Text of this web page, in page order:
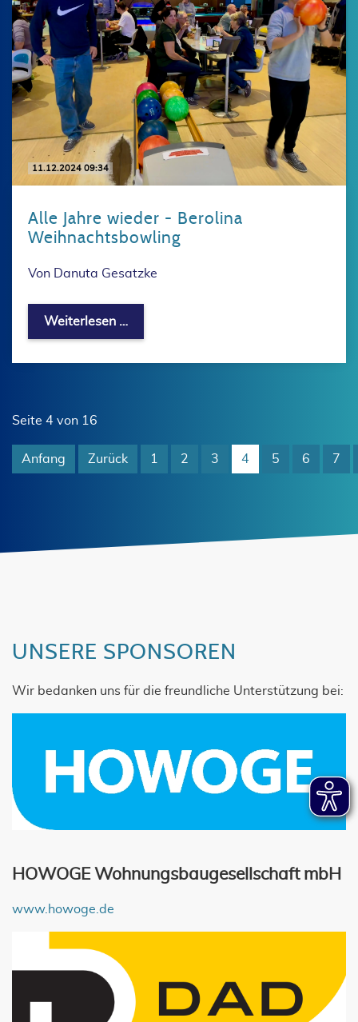
11.12.2024 09:34
Alle Jahre wieder - Berolina
Weihnachtsbowling
Von Danuta Gesatzke
Weiterlesen …
Seite 4 von 16
Anfang Zurück 1 2 3 4 5 6 7
UNSERE SPONSOREN
Wir bedanken uns für die freundliche Unterstützung bei:
HOWOGE Wohnungsbaugesellschaft mbH
www.howoge.de